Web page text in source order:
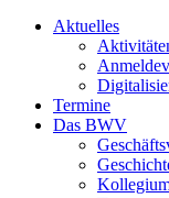
Aktuelles
Termine
Das BWV